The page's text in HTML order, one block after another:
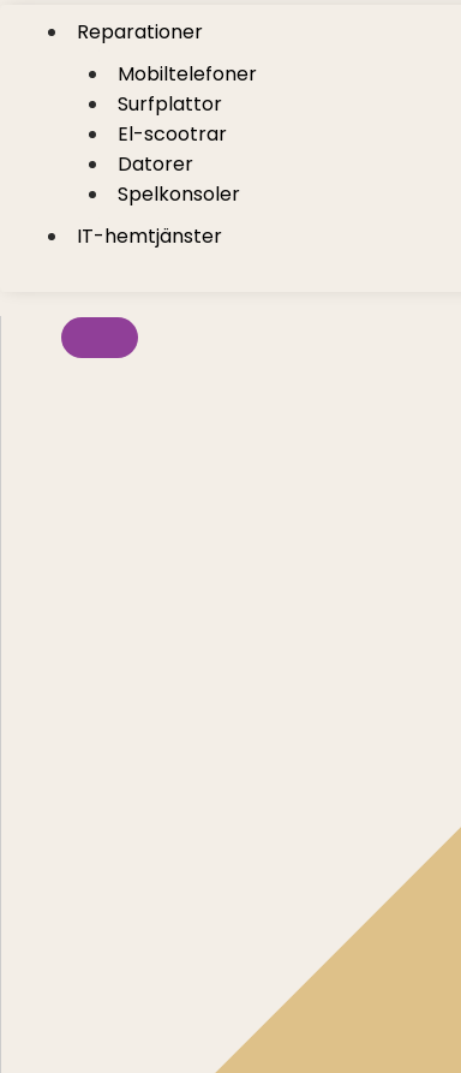
Reparationer
Mobiltelefoner
Surfplattor
El-scootrar
Datorer
Spelkonsoler
IT-hemtjänster